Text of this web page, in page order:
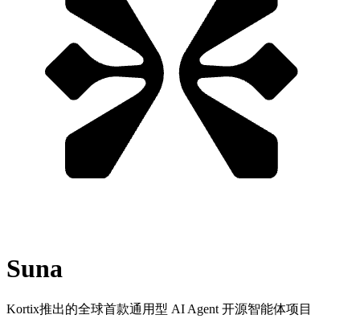
Suna
Kortix推出的全球首款通用型 AI Agent 开源智能体项目